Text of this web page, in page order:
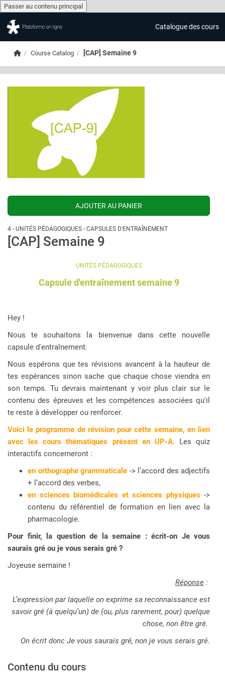
Passer au contenu principal
Passer au contenu principal
Catalogue des cours
AccueilCourse Catalog [CAP] Semaine 9
4 - UNITÉS PÉDAGOGIQUES - CAPSULES D'ENTRAÎNEMENT
[CAP] Semaine 9
UNITÉS PÉDAGOGIQUES
Capsule d'entraînement semaine 9
Hey !
Nous te souhaitons la bienvenue dans cette nouvelle
capsule d'entraînement.
Nous espérons que tes révisions avancent à la hauteur de
tes espérances sinon sache que chaque chose viendra en
son temps. Tu devrais maintenant y voir plus clair sur le
contenu des épreuves et les compétences associées qu'il
te reste à développer ou renforcer.
Voici le programme de révision pour cette semaine, en lien
avec les cours thématiques présent en UP-A. Les quiz
interactifs concerneront :
en orthographe grammaticale -> l’accord des adjectifs
+ l’accord des verbes,
en sciences biomédicales et sciences physiques->
contenu du référentiel de formation en lien avec la
pharmacologie.
Pour finir, la question de la semaine : écrit-on Je vous
saurais gré ou je vous serais gré ?
Joyeuse semaine !
Réponse :
L’expression par laquelle on exprime sa reconnaissance est
savoir gré (à quelqu’un) de (ou, plus rarement, pour) quelque
chose, non être gré.
On écrit donc Je vous saurais gré, non je vous serais gré.
Contenu du cours